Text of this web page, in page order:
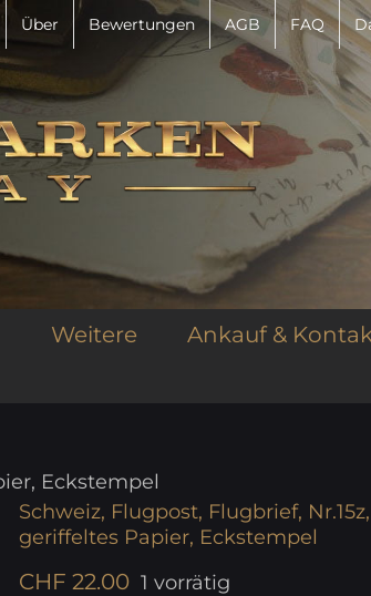
Über Bewertungen AGB FAQ
Weitere Ankauf &
Eckstempel
Schweiz, Flugpost, Flugbrief, Nr.15z,
geriffeltes Papier, Eckstempel
CHF 22.00 1 vorrätig